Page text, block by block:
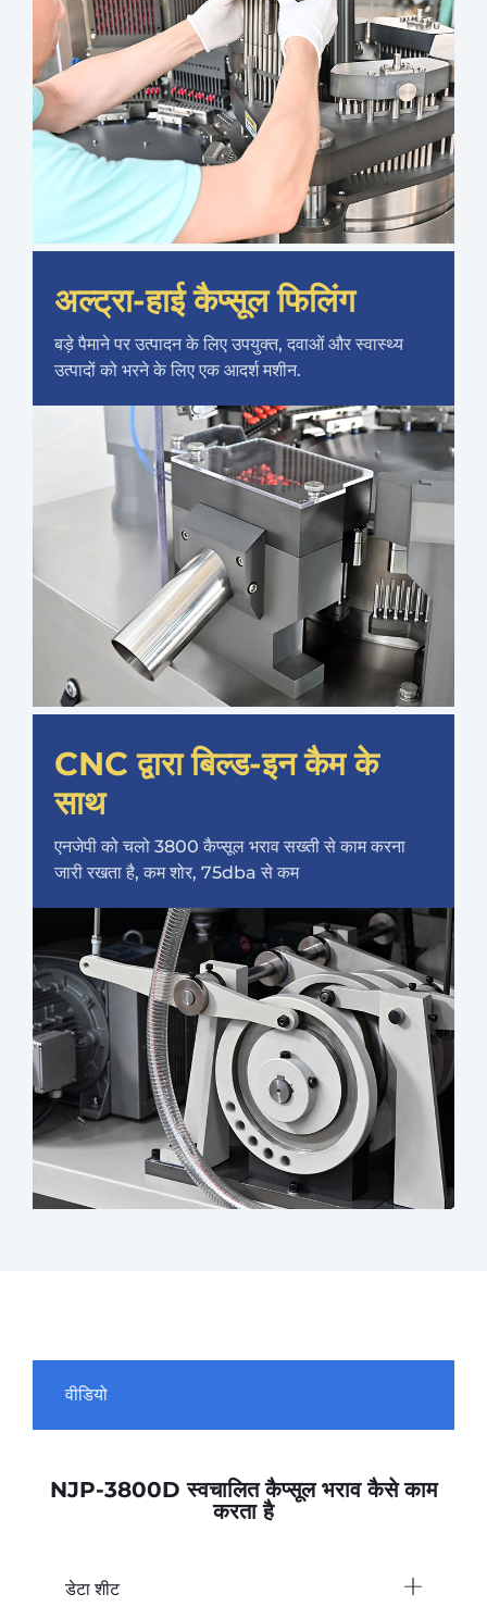
अल्ट्रा-हाई कैप्सूल फिलिंग
बड़े पैमाने पर उत्पादन के लिए उपयुक्त, दवाओं और स्वास्थ्य
उत्पादों को भरने के लिए एक आदर्श मशीन.
CNC द्वारा बिल्ड-इन कैम के
साथ
एनजेपी को चलो 3800 कैप्सूल भराव सख्ती से काम करना
जारी रखता है, कम शोर, 75dba से कम
वीडियो
NJP-3800D स्वचालित कैप्सूल भराव कैसे काम
करता है
डेटा शीट